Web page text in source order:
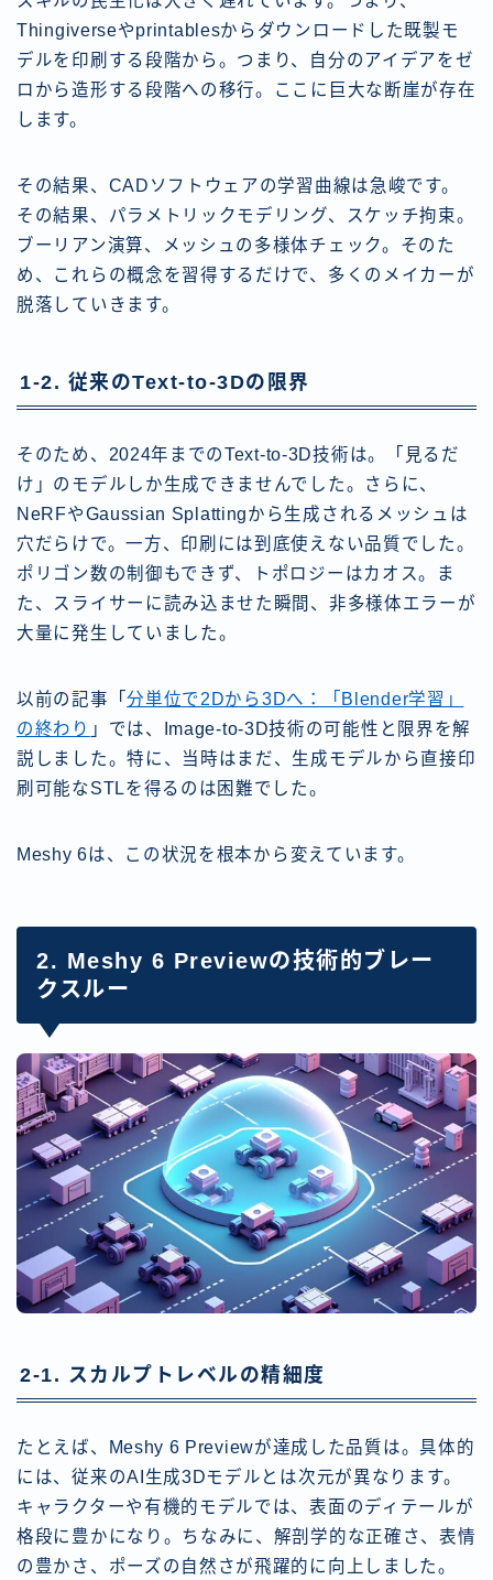
Thingiverseやprintablesからダウンロードした既製モ
デルを印刷する段階から。つまり、自分のアイデアをゼ
ロから造形する段階への移行。ここに巨大な断崖が存在
します。
その結果、CADソフトウェアの学習曲線は急峻です。
その結果、パラメトリックモデリング、スケッチ拘束。
ブーリアン演算、メッシュの多様体チェック。そのた
め、これらの概念を習得するだけで、多くのメイカーが
脱落していきます。
1-2. 従来のText-to-3Dの限界
そのため、2024年までのText-to-3D技術は。「見るだ
け」のモデルしか生成できませんでした。さらに、
NeRFやGaussian Splattingから生成されるメッシュは
穴だらけで。一方、印刷には到底使えない品質でした。
ポリゴン数の制御もできず、トポロジーはカオス。ま
た、スライサーに読み込ませた瞬間、非多様体エラーが
大量に発生していました。
以前の記事「分単位で2Dから3Dへ：「Blender学習」
の終わり 」では、Image-to-3D技術の可能性と限界を解
説しました。特に、当時はまだ、生成モデルから直接印
刷可能なSTLを得るのは困難でした。
Meshy 6は、この状況を根本から変えています。
2. Meshy 6 Previewの技術的ブレー
クスルー
2-1. スカルプトレベルの精細度
たとえば、Meshy 6 Previewが達成した品質は。具体的
には、従来のAI生成3Dモデルとは次元が異なります。
キャラクターや有機的モデルでは、表面のディテールが
格段に豊かになり。ちなみに、解剖学的な正確さ、表情
の豊かさ、ポーズの自然さが飛躍的に向上しました。